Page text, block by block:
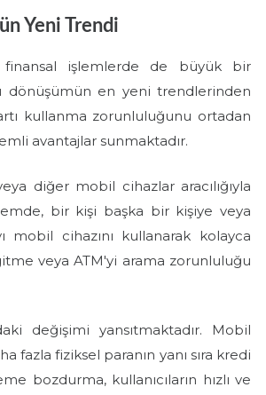
Yeni Trendi
finansal işlemlerde de büyük bir
dönüşümün en yeni trendlerinden
kullanma zorunluluğunu ortadan
avantajlar sunmaktadır.
diğer mobil cihazlar aracılığıyla
bir kişi başka bir kişiye veya
cihazını kullanarak kolayca
veya ATM'yi arama zorunluluğu
değişimi yansıtmaktadır. Mobil
fiziksel paranın yanı sıra kredi
bozdurma, kullanıcıların hızlı ve